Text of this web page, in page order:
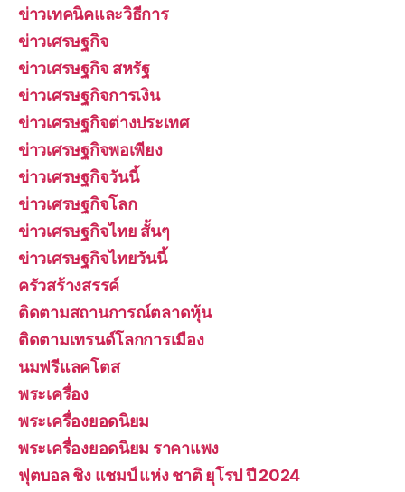
ข่าวเทคนิคและวิธีการ
ข่าวเศรษฐกิจ
ข่าวเศรษฐกิจ สหรัฐ
ข่าวเศรษฐกิจการเงิน
ข่าวเศรษฐกิจต่างประเทศ
ข่าวเศรษฐกิจพอเพียง
ข่าวเศรษฐกิจวันนี้
ข่าวเศรษฐกิจโลก
ข่าวเศรษฐกิจไทย สั้นๆ
ข่าวเศรษฐกิจไทยวันนี้
ครัวสร้างสรรค์
ติดตามสถานการณ์ตลาดหุ้น
ติดตามเทรนด์โลกการเมือง
นมฟรีแลคโตส
พระเครื่อง
พระเครื่องยอดนิยม
พระเครื่องยอดนิยม ราคาแพง
ฟุตบอล ชิง แชมป์ แห่ง ชาติ ยุโรป ปี 2024